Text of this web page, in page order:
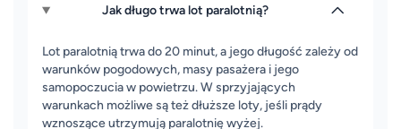
Jak długo trwa lot paralotnią?
Lot paralotnią trwa do 20 minut, a jego długość zależy od
warunków pogodowych, masy pasażera i jego
samopoczucia w powietrzu. W sprzyjających
warunkach możliwe są też dłuższe loty, jeśli prądy
wznoszące utrzymują paralotnię wyżej.